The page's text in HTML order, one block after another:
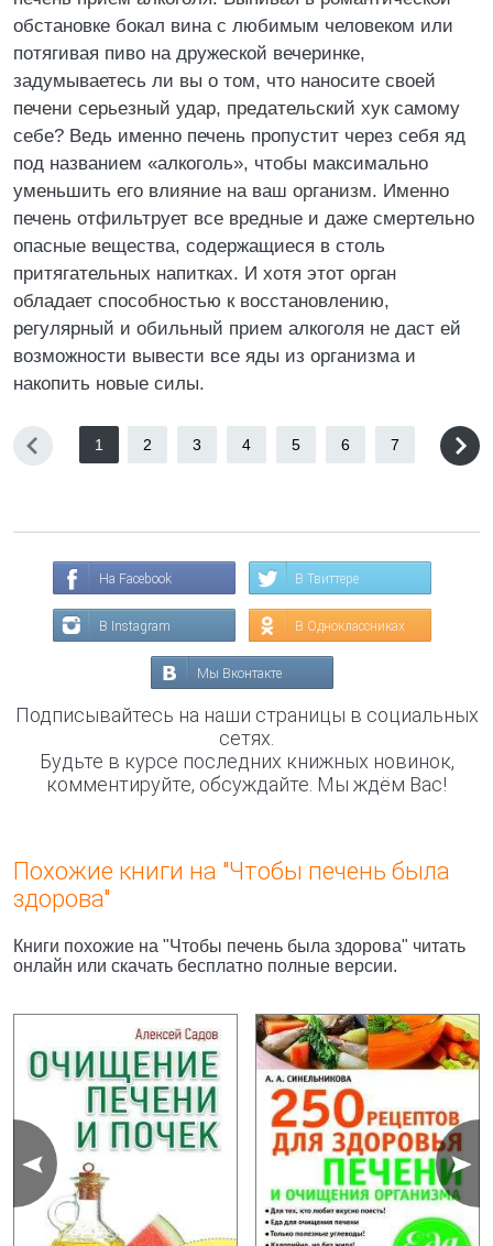
обстановке бокал вина с любимым человеком или
потягивая пиво на дружеской вечеринке,
задумываетесь ли вы о том, что наносите своей
печени серьезный удар, предательский хук самому
себе? Ведь именно печень пропустит через себя яд
под названием «алкоголь», чтобы максимально
уменьшить его влияние на ваш организм. Именно
печень отфильтрует все вредные и даже смертельно
опасные вещества, содержащиеся в столь
притягательных напитках. И хотя этот орган
обладает способностью к восстановлению,
регулярный и обильный прием алкоголя не даст ей
возможности вывести все яды из организма и
накопить новые силы.
1 2 3 4 5 6 7
На Facebook В Твиттере
В Instagram В Одноклассниках
Мы Вконтакте
Подписывайтесь на наши страницы в социальных
сетях.
Будьте в курсе последних книжных новинок,
комментируйте, обсуждайте. Мы ждём Вас!
Похожие книги на "Чтобы печень была
здорова"
Книги похожие на "Чтобы печень была здорова" читать
онлайн или скачать бесплатно полные версии.